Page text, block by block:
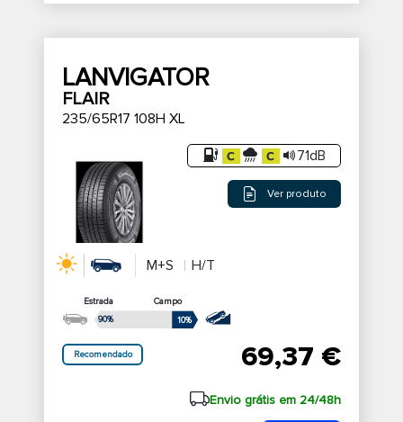
LANVIGATOR
FLAIR
235/65R17 108H XL
71dB
Ver produto
M+S H/T
Estrada
Campo
90%
10%
Recomendado 69,37 €
Envio grátis em 24/48h